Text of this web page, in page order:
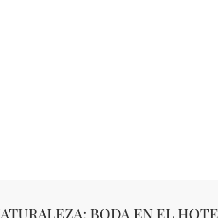
BODA EN EL